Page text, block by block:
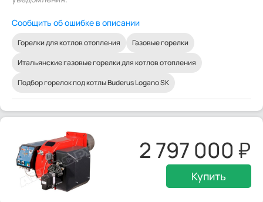
Сообщить об ошибке в описании
Горелки для котлов отопления
Газовые горелки
Итальянские газовые горелки для котлов отопления
Подбор горелок под котлы Buderus Logano SK
2 797 000
Купить